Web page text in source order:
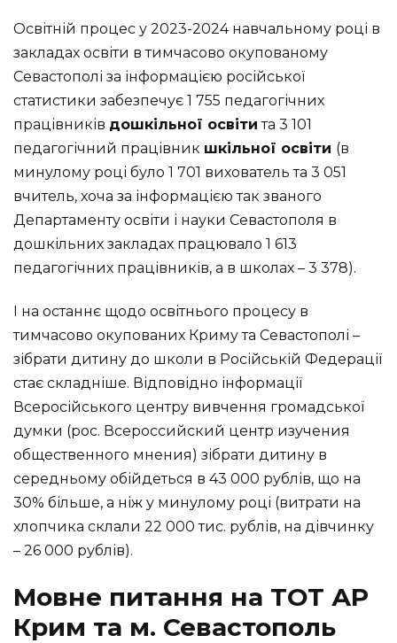
Освітній процес у 2023-2024 навчальному році в
закладах освіти в тимчасово окупованому
Севастополі за інформацією російської
статистики забезпечує 1 755 педагогічних
працівників дошкільної освіти та 3 101
педагогічний працівник шкільної освіти (в
минулому році було 1 701 вихователь та 3 051
вчитель, хоча за інформацією так званого
Департаменту освіти і науки Севастополя в
дошкільних закладах працювало 1 613
педагогічних працівників, а в школах – 3 378).
І на останнє щодо освітнього процесу в
тимчасово окупованих Криму та Севастополі –
зібрати дитину до школи в Російській Федерації
стає складніше. Відповідно інформації
Всеросійського центру вивчення громадської
думки (рос. Всероссийский центр изучения
общественного мнения) зібрати дитину в
середньому обійдеться в 43 000 рублів, що на
30% більше, а ніж у минулому році (витрати на
хлопчика склали 22 000 тис. рублів, на дівчинку
– 26 000 рублів).
Мовне питання на ТОТ АР
Крим та м. Севастополь